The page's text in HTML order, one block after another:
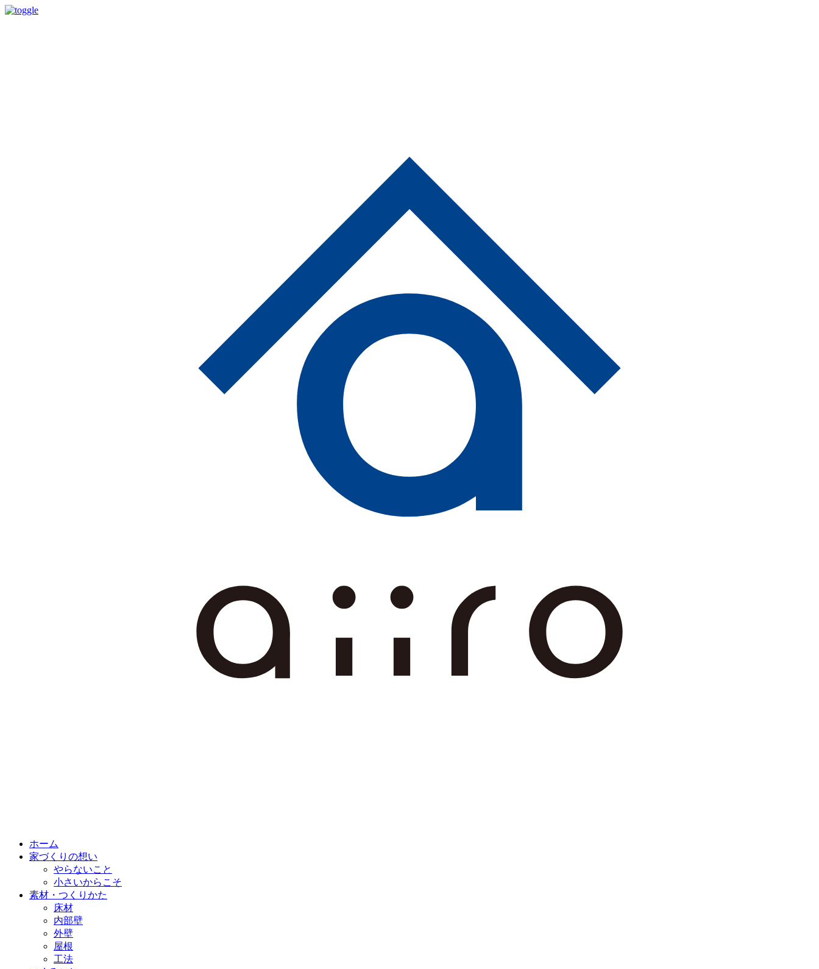
ホーム
家づくりの想い
やらないこと
小さいからこそ
素材・つくりかた
床材
内部壁
外壁
屋根
工法